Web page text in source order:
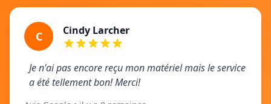
C Cindy Larcher
Je n'ai pas encore reçu mon matériel mais le service
a été tellement bon! Merci!